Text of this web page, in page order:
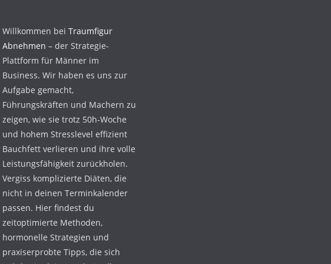
Willkommen bei Traumfigur
Abnehmen – der Strategie-
Plattform für Männer im
Business. Wir haben es uns zur
Aufgabe gemacht,
Führungskräften und Machern zu
zeigen, wie sie trotz 50h-Woche
und hohem Stresslevel effizient
Bauchfett verlieren und ihre volle
Leistungsfähigkeit zurückholen.
Vergiss komplizierte Diäten, die
nicht in deinen Terminkalender
passen. Hier findest du
zeitoptimierte Methoden,
hormonelle Strategien und
praxiserprobte Tipps, die sich